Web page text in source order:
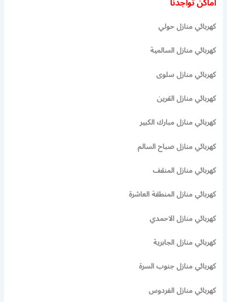
كهربائي منازل حولي
كهربائي منازل السالمية
كهربائي منازل سلوى
كهربائي منازل القرين
كهربائي منازل مبارك الكبير
كهربائي منازل صباح السالم
كهربائي منازل المنقف
كهربائي منازل المنطقة العاشرة
كهربائي منازل الاحمدي
كهربائي منازل الجابرية
كهربائي منازل جنوب السرة
كهربائي منازل الفردوس